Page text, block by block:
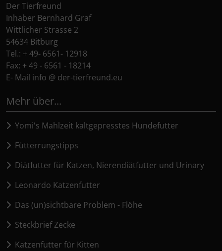
Der Tierfreund
Inhaber Bernhard Graf
Wittlicher Strasse 2
54634 Bitburg
Tel.: + 49- 6561- 12918
Fax: + 49 - 6561 - 18214
E- Mail info @ der-tierfreund.eu
Mehr über...
Yomi's Mahlzeit kaltgepresstes Hundefutter
Fütterrungstipps
Diätfutter für Katzen, Nierendiätfutter und Urinary
Leonardo Katzenfutter
Das (un)sichtbare Problem - Flöhe
Steckbrief Zecke
Katzenfutter für Kitten